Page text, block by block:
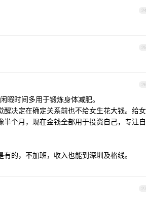
24
25
26
暇时间多用于锻炼身体减肥。
决定在确定关系前也不给女生花大钱。给女
个月，现在金钱全部用于投资自己，专注自
的，不加班，收入也能到深圳及格线。
27